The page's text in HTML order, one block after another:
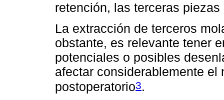
retención, las terceras
La extracción de terceros
obstante, es relevante tener
potenciales o posibles
afectar considerablemente
postoperatorio3.